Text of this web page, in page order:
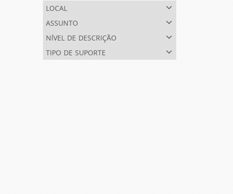
local
assunto
nível de descrição
tipo de suporte